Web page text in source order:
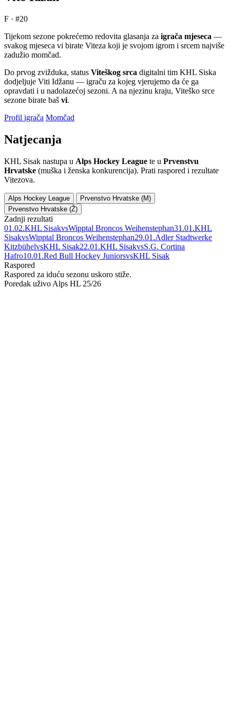
F · #20
Tijekom sezone pokrećemo redovita glasanja za igrača mjeseca —
svakog mjeseca vi birate Viteza koji je svojom igrom i srcem najviše
zadužio momčad.
Do prvog zvižduka, status Viteškog srca digitalni tim KHL Siska
dodjeljuje Viti Idžanu — igraču za kojeg vjerujemo da će ga
opravdati i u nadolazećoj sezoni. A na njezinu kraju, Viteško srce
sezone birate baš vi.
Profil igrača Momčad
Natjecanja
KHL Sisak nastupa u Alps Hockey League te u Prvenstvu
Hrvatske (muška i ženska konkurencija). Prati raspored i rezultate
Vitezova.
Alps Hockey League
Prvenstvo Hrvatske (M)
Prvenstvo Hrvatske (Ž)
Zadnji rezultati
01.02.KHL SisakvsWipptal Broncos Weihenstephan31.01.KHL
SisakvsWipptal Broncos Weihenstephan29.01.Adler Stadtwerke
KitzbühelvsKHL Sisak22.01.KHL SisakvsS.G. Cortina
Hafro10.01.Red Bull Hockey JuniorsvsKHL Sisak
Raspored
Raspored za iduću sezonu uskoro stiže.
Poredak uživo Alps HL 25/26